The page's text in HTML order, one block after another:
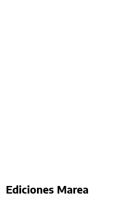
Ediciones Marea